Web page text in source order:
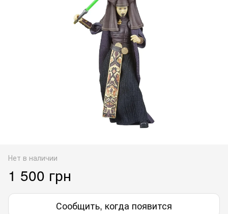
Нет в наличии
1 500 грн
Сообщить, когда появится